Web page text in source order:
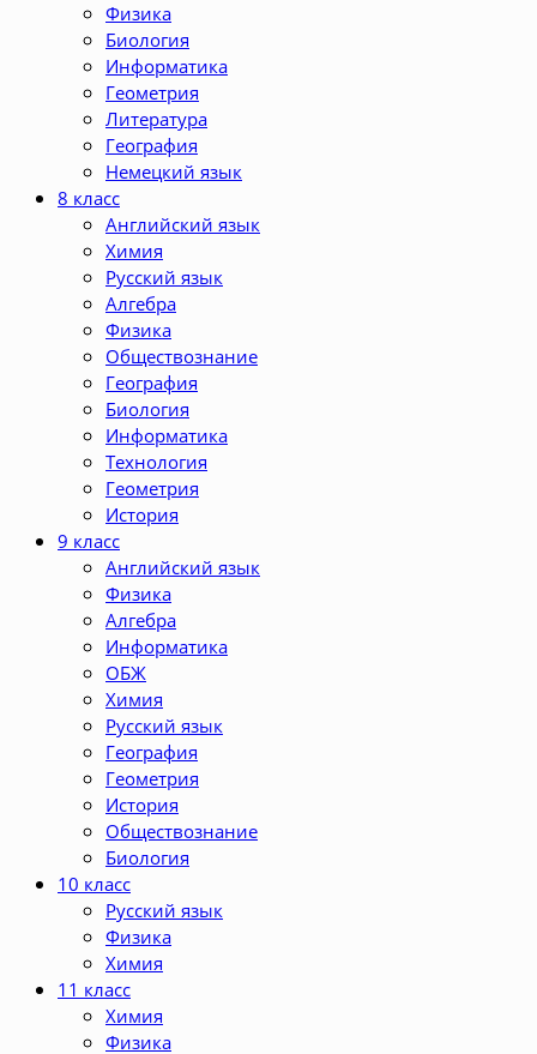
Физика
Биология
Информатика
Геометрия
Литература
География
Немецкий язык
8 класс
Английский язык
Химия
Русский язык
Алгебра
Физика
Обществознание
География
Биология
Информатика
Технология
Геометрия
История
9 класс
Английский язык
Физика
Алгебра
Информатика
ОБЖ
Химия
Русский язык
География
Геометрия
История
Обществознание
Биология
10 класс
Русский язык
Физика
Химия
11 класс
Химия
Физика